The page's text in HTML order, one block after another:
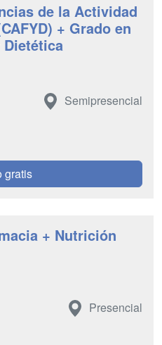
de la Actividad
+ Grado en
Semipresencial
gratis
+ Nutrición
Presencial